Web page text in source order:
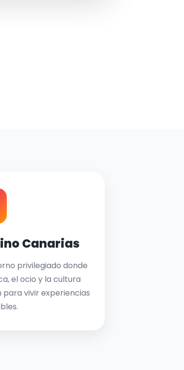
Canarias
privilegiado donde
el ocio y la cultura
para vivir experiencias